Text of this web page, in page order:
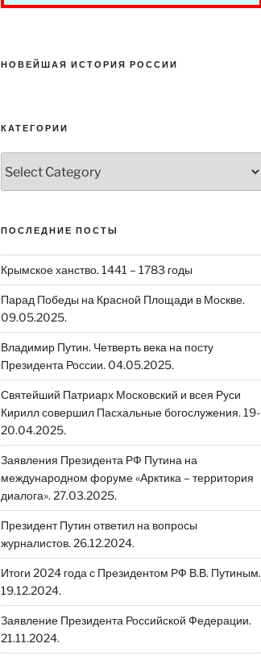
НОВЕЙШАЯ ИСТОРИЯ РОССИИ
КАТЕГОРИИ
ПОСЛЕДНИЕ ПОСТЫ
Крымское ханство. 1441 – 1783 годы
Парад Победы на Красной Площади в Москве.
09.05.2025.
Владимир Путин. Четверть века на посту
Президента России. 04.05.2025.
Святейший Патриарх Московский и всея Руси
Кирилл совершил Пасхальные богослужения. 19-
20.04.2025.
Заявления Президента РФ Путина на
международном форуме «Арктика – территория
диалога». 27.03.2025.
Президент Путин ответил на вопросы
журналистов. 26.12.2024.
Итоги 2024 года с Президентом РФ В.В. Путиным.
19.12.2024.
Заявление Президента Российской Федерации.
21.11.2024.